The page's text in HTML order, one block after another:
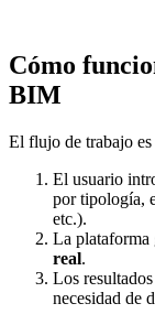
Cómo
BIM
El flujo de trabajo
El usuario
por tipología,
etc.).
La plataforma
real.
Los
necesidad de